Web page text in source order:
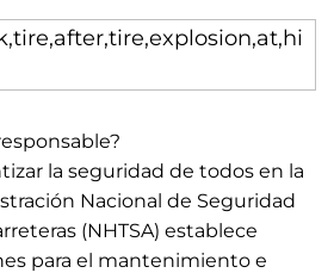
la seguridad de todos en la
Nacional de Seguridad
(NHTSA) establece
para el mantenimiento e